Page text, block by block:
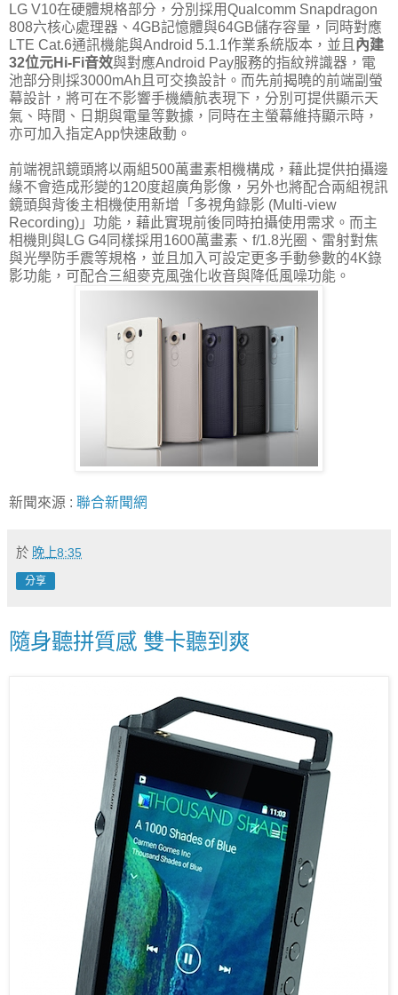
LG V10在硬體規格部分，分別採用Qualcomm Snapdragon
808六核心處理器、4GB記憶體與64GB儲存容量，同時對應
LTE Cat.6通訊機能與Android 5.1.1作業系統版本，並且 內建
32位元Hi-Fi音效與對應Android Pay服務的指紋辨識器，電
池部分則採3000mAh且可交換設計。而先前揭曉的前端副螢
幕設計，將可在不影響手機續航表現下，分別可提供顯示天
氣、時間、日期與電量等數據，同時在主螢幕維持顯示時，
亦可加入指定App快速啟動。
前端視訊鏡頭將以兩組500萬畫素相機構成，藉此提供拍攝邊
緣不會造成形變的120度超廣角影像，另外也將配合兩組視訊
鏡頭與背後主相機使用新增「多視角錄影 (Multi-view
Recording)」功能，藉此實現前後同時拍攝使用需求。而主
相機則與LG G4同樣採用1600萬畫素、f/1.8光圈、雷射對焦
與光學防手震等規格，並且加入可設定更多手動參數的4K錄
影功能，可配合三組麥克風強化收音與降低風噪功能。
新聞來源 : 聯合新聞網
於 晚上8:35
分享
隨身聽拼質感 雙卡聽到爽